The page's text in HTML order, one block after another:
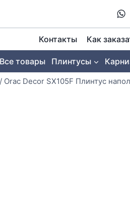
Контакты Как
Все товары Плинтусы
/ Orac Decor SX105F Плинтус